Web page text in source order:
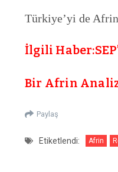
Türkiye’yi de
İlgili
Bir Afrin
Paylaş
Etiketlendi: Afrin